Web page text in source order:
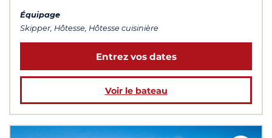
Équipage
Skipper, Hôtesse, Hôtesse cuisinière
Entrez vos dates
Voir le bateau